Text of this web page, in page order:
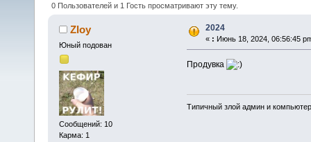
0 Пользователей и 1 Гость просматривают эту тему.
Zloy
Юный подован
Сообщений: 10
Карма: 1
2024
« : Июнь 18, 2024, 06:56:45
Продувка
Типичный злой админ и